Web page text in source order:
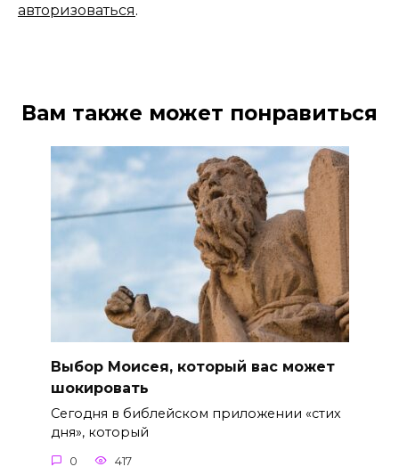
авторизоваться.
Вам также может понравиться
Выбор Моисея, который вас может
шокировать
Сегодня в библейском приложении «стих
дня», который
0 417